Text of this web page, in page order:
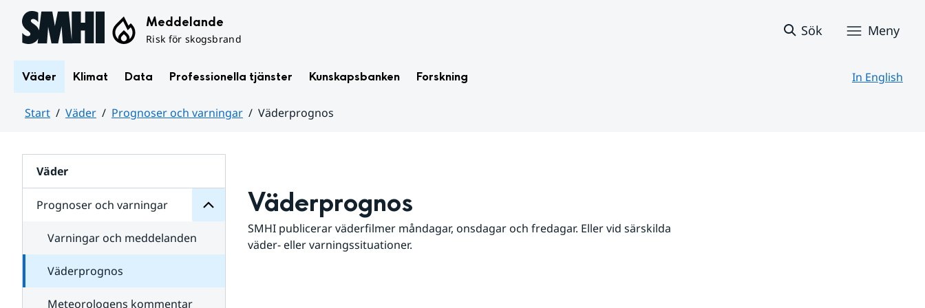
Hoppa till sidans innehåll Meddelande
Risk för skogsbrand
Sök Meny
Väder Klimat Data Professionella tjänster Kunskapsbanken Forskning In English
Start Väder Prognoser och varningar
Väderprognos
Väder
Prognoser och varningar
för
varningar
Varningar och meddelanden
Väderprognos
Meteorologens kommentar
Väderprognos
SMHI publicerar väderfilmer måndagar, onsdagar och fredagar. Eller vid särskilda
väder- eller varningssituationer.